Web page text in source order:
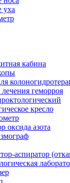
уха
кабина
геморроя
кресло
оксида азота
аспиратор